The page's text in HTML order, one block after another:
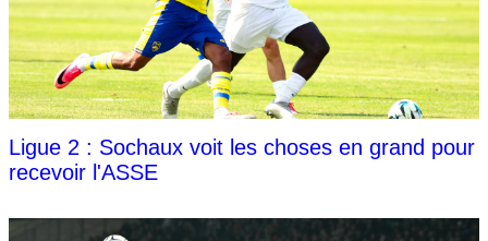
Ligue 2 : Sochaux voit les choses en grand pour
recevoir l'ASSE